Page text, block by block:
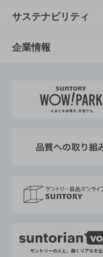
商品発売情報
栄養成分一覧
キャンペーン
工場見学
地域情報
文化・スポーツ
サントリーホール
サントリーサンバ
サステナビリティ
サステナビリティ
サントリーが考
企業情報
企業概要
採用情報